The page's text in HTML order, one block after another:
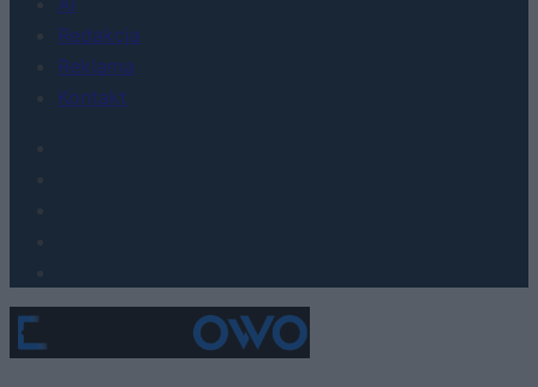
Redakcja
Reklama
Kontakt